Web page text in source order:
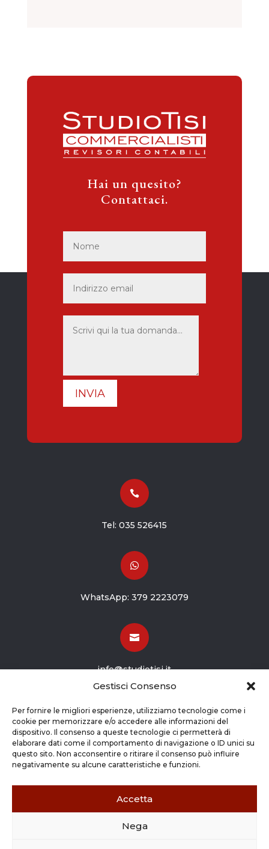
Gestisci Consenso
Per fornire le migliori esperienze, utilizziamo tecnologie come i
cookie per memorizzare e/o accedere alle informazioni del
dispositivo. Il consenso a queste tecnologie ci permetterà di
elaborare dati come il comportamento di navigazione o ID unici su
questo sito. Non acconsentire o ritirare il consenso può influire
negativamente su alcune caratteristiche e funzioni.
Accetta
Nega
Hai un quesito?
Contattaci.
INVIA

Tel:035 526415

WhatsApp: 379 2223079

info@studiotisi.it

Viale Europa 8
Grassobbio BG (24050)
Copyright © 2026 STUDIO TISI SRL –